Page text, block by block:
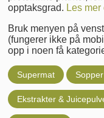
opptaksgrad. Les
Bruk menyen på
(fungerer ikke på
opp i noen få
Supermat Sopper
Ekstrakter &